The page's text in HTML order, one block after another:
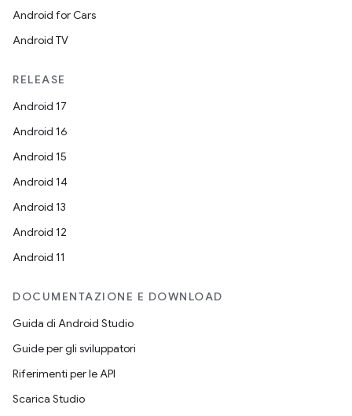
Android for Cars
Android TV
RELEASE
Android 17
Android 16
Android 15
Android 14
Android 13
Android 12
Android 11
DOCUMENTAZIONE E DOWNLOAD
Guida di Android Studio
Guide per gli sviluppatori
Riferimenti per le API
Scarica Studio